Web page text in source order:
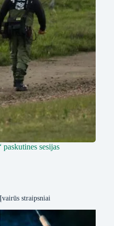
sesijas
Įvairūs straipsniai